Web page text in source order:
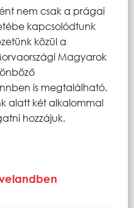
nem csak a prágai
kapcsolódtunk
közül a
Magyarok
is megtalálható.
alatt két alkalommal
hozzájuk.